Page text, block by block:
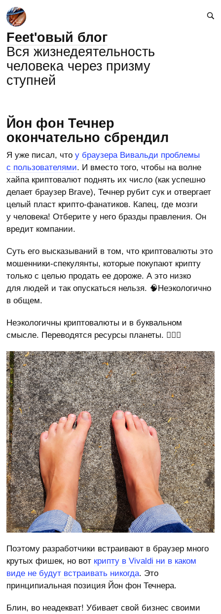
Feet'овый блог
Вся жизнедеятельность
человека через призму
ступней
Йон фон Течнер
окончательно сбрендил
Я уже писал, чтоу браузера Вивальди проблемы
с пользователями. И вместо того, чтобы на волне
хайпа криптовалют поднять их число (как успешно
делает браузер Brave), Течнер рубит сук и отвергает
целый пласт крипто-фанатиков. Капец, где мозги
у человека! Отберите у него бразды правления. Он
вредит компании.
Суть его высказываний в том, что криптовалюты это
мошенники-спекулянты, которые покупают крипту
только с целью продать ее дороже. А это низко
для людей и так опускаться нельзя. 🧠Неэкологично
в общем.
Неэкологичны криптовалюты и в буквальном
смысле. Переводятся ресурсы планеты. 🤦🏻‍♂️
Поэтому разработчики встраивают в браузер много
крутых фишек, но вот крипту в Vivaldi ни в каком
виде не будут встраивать никогда. Это
принципиальная позиция Йон фон Течнера.
Блин, во неадекват! Убивает свой бизнес своими